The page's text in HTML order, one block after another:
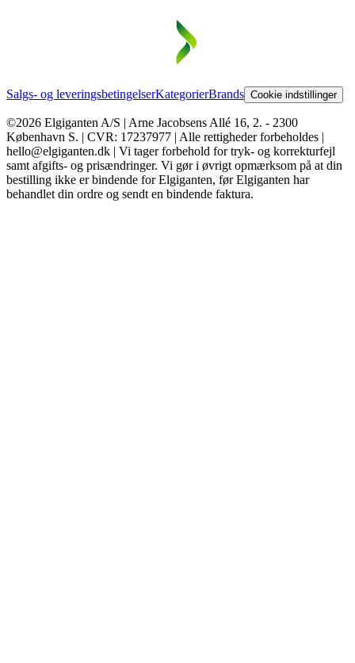
Salgs- og leveringsbetingelserKategorierBrands Cookie indstillinger
©2026 Elgiganten A/S | Arne Jacobsens Allé 16, 2. - 2300
København S. | CVR: 17237977 | Alle rettigheder forbeholdes |
hello@elgiganten.dk | Vi tager forbehold for tryk- og korrekturfejl
samt afgifts- og prisændringer. Vi gør i øvrigt opmærksom på at din
bestilling ikke er bindende for Elgiganten, før Elgiganten har
behandlet din ordre og sendt en bindende faktura.